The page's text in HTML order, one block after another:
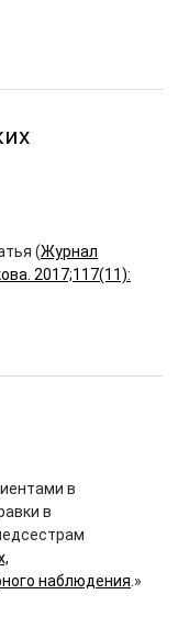
(Журнал
2017;117(11):
в
в
наблюдения .»